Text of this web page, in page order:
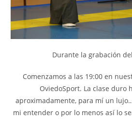
Durante la grabación
Comenzamos a las 19:00 en
OviedoSport. La clase duro
aproximadamente, para mí un
mi entender o por lo menos así lo